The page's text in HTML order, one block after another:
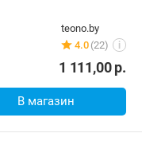
teono.by
4.0 (22) i
1 111,00р.
В магазин